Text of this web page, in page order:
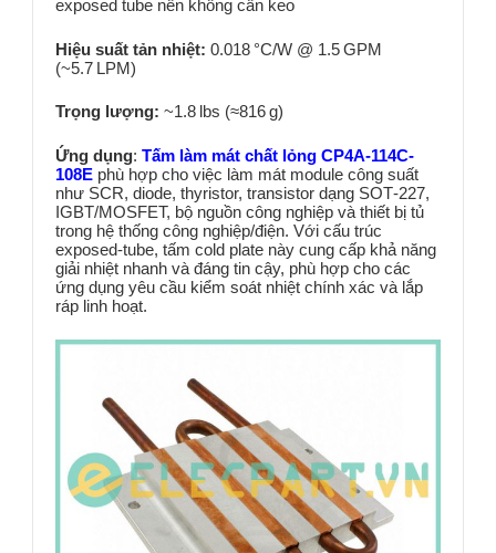
exposed tube nên không cần keo
Hiệu suất tản nhiệt: 0.018 °C/W @ 1.5 GPM
(~5.7 LPM)
Trọng lượng: ~1.8 lbs (≈816 g)
Ứng dụng: Tấm làm mát chất lỏng CP4A-114C-
108E phù hợp cho việc làm mát module công suất
như SCR, diode, thyristor, transistor dạng SOT‑227,
IGBT/MOSFET, bộ nguồn công nghiệp và thiết bị tủ
trong hệ thống công nghiệp/điện. Với cấu trúc
exposed‑tube, tấm cold plate này cung cấp khả năng
giải nhiệt nhanh và đáng tin cậy, phù hợp cho các
ứng dụng yêu cầu kiểm soát nhiệt chính xác và lắp
ráp linh hoạt.